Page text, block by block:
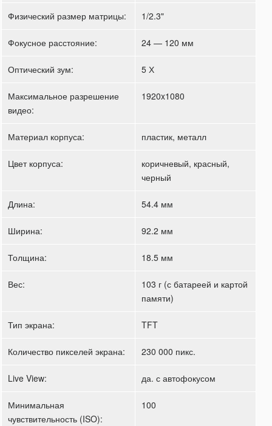
Физический размер матрицы: 1/2.3"
Фокусное расстояние: 24 — 120 мм
Оптический зум: 5 Х
Максимальное разрешение
видео:
1920x1080
Материал корпуса: пластик, металл
Цвет корпуса:
коричневый, красный,
черный
Длина: 54.4 мм
Ширина: 92.2 мм
Толщина: 18.5 мм
Вес:
103 г (с батареей и картой
памяти)
Тип экрана: TFT
Количество пикселей экрана: 230 000 пикс.
Live View: да. с автофокусом
Минимальная
чувствительность (ISO):
100